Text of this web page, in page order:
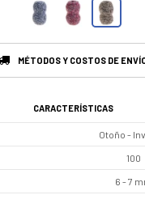
MÉTODOS Y COSTOS DE
CARACTERÍSTICAS
Otoño -
100
6 - 7